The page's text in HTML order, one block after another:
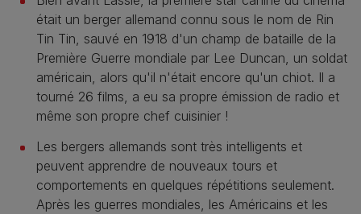
était un berger allemand connu sous le nom de Rin
Tin Tin, sauvé en 1918 d'un champ de bataille de la
Première Guerre mondiale par Lee Duncan, un soldat
américain, alors qu'il n'était encore qu'un chiot. Il a
tourné 26 films, a eu sa propre émission de radio et
même son propre chef cuisinier !
Les bergers allemands sont très intelligents et
peuvent apprendre de nouveaux tours et
comportements en quelques répétitions seulement.
Après les guerres mondiales, les Américains et les